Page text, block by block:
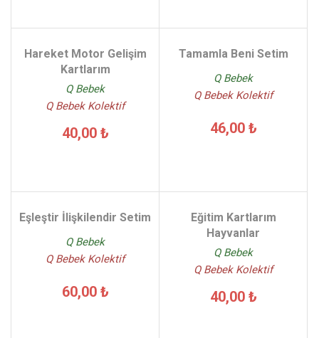
Hareket Motor Gelişim
Kartlarım
Q Bebek
Q Bebek Kolektif
40,00 ₺
Tamamla Beni Setim
Q Bebek
Q Bebek Kolektif
46,00 ₺
Eşleştir İlişkilendir Setim
Q Bebek
Q Bebek Kolektif
60,00 ₺
Eğitim Kartlarım
Hayvanlar
Q Bebek
Q Bebek Kolektif
40,00 ₺